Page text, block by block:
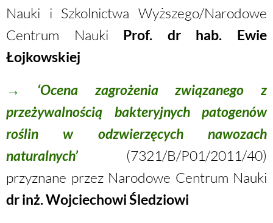
Nauki i Szkolnictwa Wyższego/Narodowe
Centrum Nauki Prof. dr hab. Ewie
Łojkowskiej
→
‘Ocena zagrożenia związanego z
przeżywalnością bakteryjnych patogenów
roślin w odzwierzęcych nawozach
naturalnych’
(7321/B/P01/2011/40)
przyznane przez Narodowe Centrum Nauki
dr inż. Wojciechowi Śledziowi